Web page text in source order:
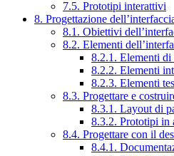
7.5. Prototipi interattivi
8. Progettazione
8.1. Obiettivi
8.2. Elementi
8.2.1. Elementi di
8.2.2. Elementi
8.2.3. Elementi
8.3. Progettare e
8.3.1. Layout di
8.3.2. Prototipi in
8.4. Progettare con il
8.4.1.